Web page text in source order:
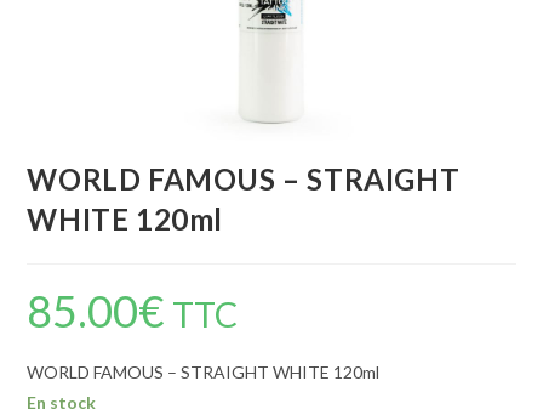
WORLD FAMOUS – STRAIGHT
WHITE 120ml
85.00€ TTC
WORLD FAMOUS – STRAIGHT WHITE 120ml
En stock